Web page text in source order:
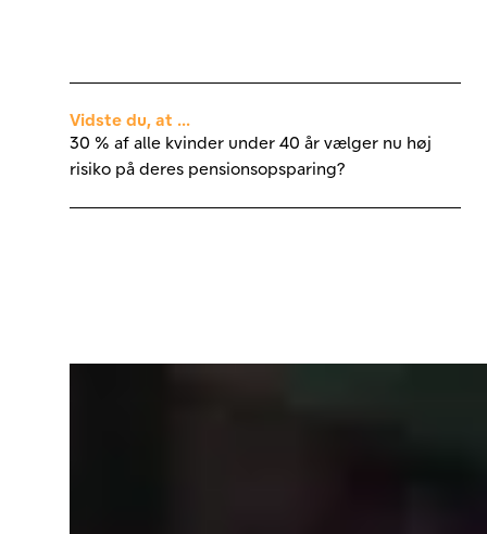
Vidste du, at ...
30 % af alle kvinder under 40 år vælger nu høj
risiko på deres pensionsopsparing?